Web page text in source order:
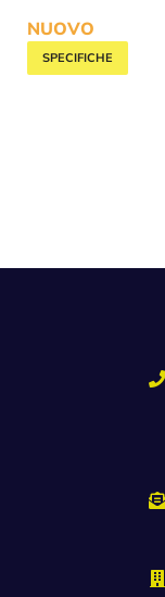
NUOVO
SPECIFICHE